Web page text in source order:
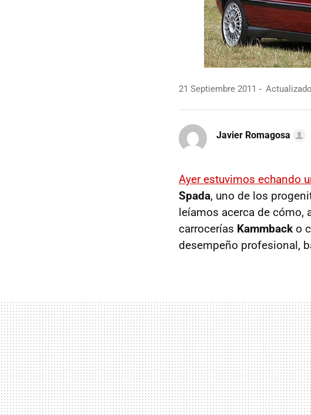
21 Septiembre 2011
Javier Romagosa
Ayer estuvimos echando
Spada, uno de los
leíamos acerca de cómo,
carrocerías Kammback o
desempeño profesional,